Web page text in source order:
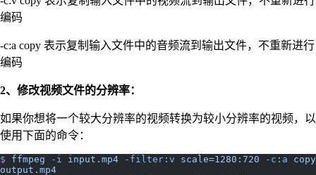
编码
-c:a copy 表示复制输入文件中的音频流到输出文件，不重新进行
编码
2、修改视频文件的分辨率：
如果你想将一个较大分辨率的视频转换为较小分辨率的视频，以
使用下面的命令：
$ ffmpeg -i input.mp4 -filter:v scale=1280:720 -c:a copy
output.mp4